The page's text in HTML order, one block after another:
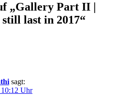
„Gallery Part II |
last in 2017“
sagt:
Uhr